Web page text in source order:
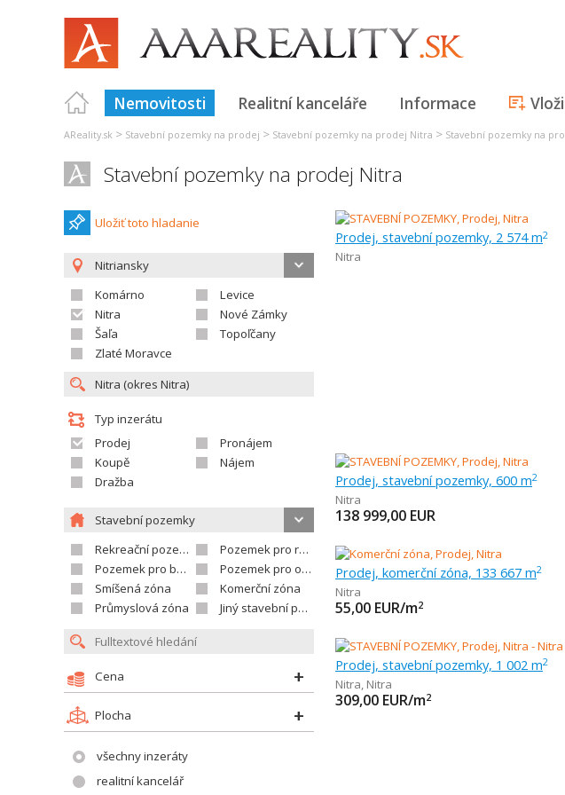
Nemovitosti Realitní kanceláře Informace
AReality.sk > Stavební pozemky na prodej > Stavební pozemky na prodej Nitra > Stavební pozemky na
Stavební pozemky na prodej Nitra
Uložiť toto hladanie
Nitriansky
Komárno
Levice
Nitra
Nové Zámky
Šaľa
Topoľčany
Zlaté Moravce
Typ inzerátu
Prodej
Pronájem
Koupě
Nájem
Dražba
Stavební pozemky
Rekreační pozemek
Pozemek pro rodinné domy
Pozemek pro bytovou výstavbu
Pozemek pro občanskou vybavenost
Smíšená zóna
Komerční zóna
Průmyslová zóna
Jiný stavební pozemek
Cena
Plocha
všechny inzeráty
realitní kancelář
Prodej, stavební pozemky, 2 574 m2
Nitra
Prodej, stavební pozemky, 600 m2
Nitra
138 999,00 EUR
Prodej, komerční zóna, 133 667 m2
Nitra
55,00 EUR/m2
Prodej, stavební pozemky, 1 002 m2
Nitra, Nitra
309,00 EUR/m2